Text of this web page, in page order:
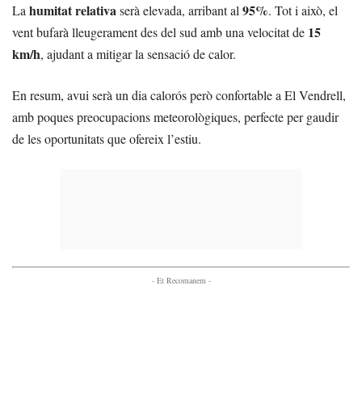
Lahumitat relativaserà elevada, arribant al95%. Tot i això, el
vent bufarà lleugerament des del sud amb una velocitat de 15
km/h, ajudant a mitigar la sensació de calor.
En resum, avui serà un dia calorós però confortable a El Vendrell,
amb poques preocupacions meteorològiques, perfecte per gaudir
de les oportunitats que ofereix l’estiu.
- Et Recomanem -